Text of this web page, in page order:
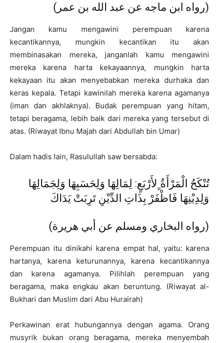
(رواه ابن ماجه عن عبد الله بن عمر)
Jangan kamu mengawini perempuan karena
kecantikannya, mungkin kecantikan itu akan
membinasakan mereka, janganlah kamu mengawini
mereka karena harta kekayaannya, mungkin harta
kekayaan itu akan menyebabkan mereka durhaka dan
keras kepala. Tetapi kawinilah mereka karena agamanya
(iman dan akhlaknya). Budak perempuan yang hitam,
tetapi beragama, lebih baik dari mereka yang tersebut di
atas. (Riwayat Ibnu Majah dari Abdullah bin Umar)
Dalam hadis lain, Rasulullah saw bersabda:
تُنْكَحُ الْمَرْأَةُ ِِلأَرْبَعٍ: لِمَالِهَا وَلِحَسَبِهَا وَلِجَمَالِهَا
وَلِدِيْنِهَا فَاظْفَرْ بِذَاتِ الدِّيْنِ تَرِبَتْ يَدَاكَ
(رواه البخاري ومسلم عن أبي هريرة)
Perempuan itu dinikahi karena empat hal, yaitu: karena
hartanya, karena keturunannya, karena kecantikannya
dan karena agamanya. Pilihlah perempuan yang
beragama, maka engkau akan beruntung. (Riwayat al-
Bukhari dan Muslim dari Abu Hurairah)
Perkawinan erat hubungannya dengan agama. Orang
musyrik bukan orang beragama, mereka menyembah